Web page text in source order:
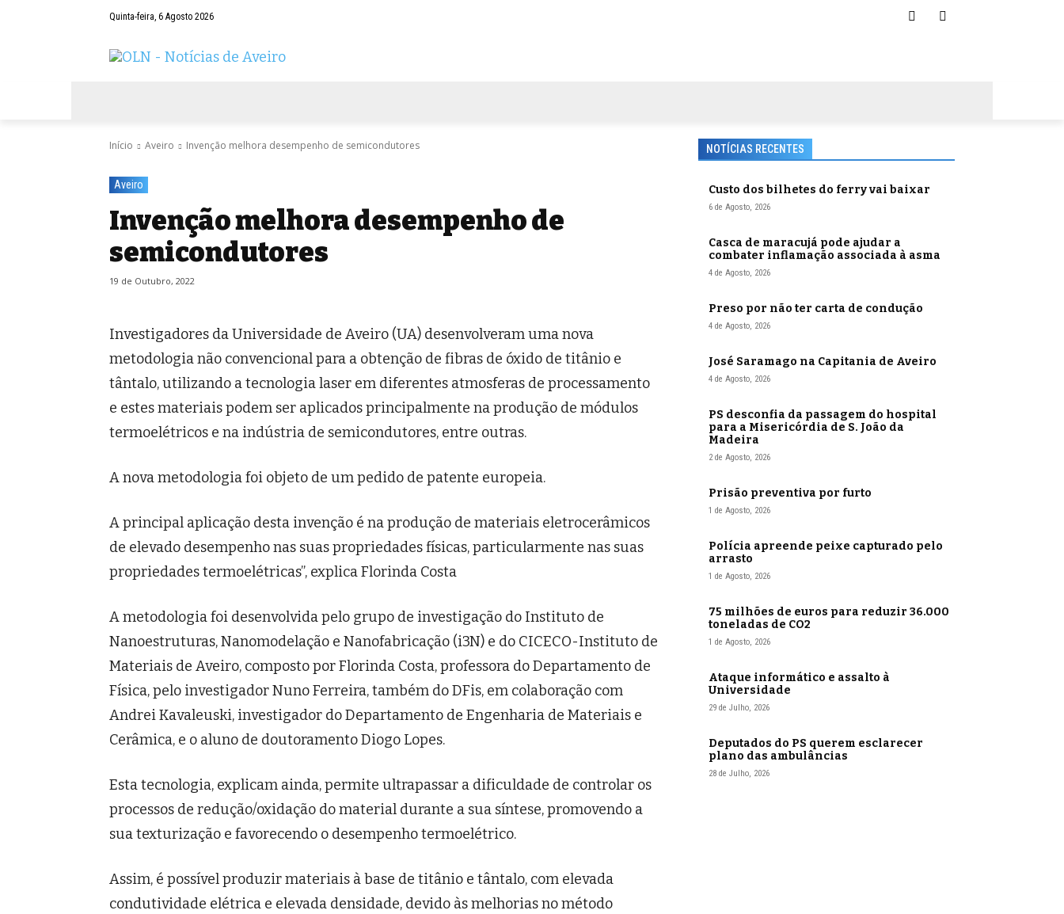
Quinta-feira, 6 Agosto 2026
Início Aveiro Invenção melhora desempenho de semicondutores
Aveiro
Invenção melhora desempenho de
semicondutores
19 de Outubro, 2022
Investigadores da Universidade de Aveiro (UA) desenvolveram uma nova
metodologia não convencional para a obtenção de fibras de óxido de titânio e
tântalo, utilizando a tecnologia laser em diferentes atmosferas de processamento
e estes materiais podem ser aplicados principalmente na produção de módulos
termoelétricos e na indústria de semicondutores, entre outras.
A nova metodologia foi objeto de um pedido de patente europeia.
A principal aplicação desta invenção é na produção de materiais eletrocerâmicos
de elevado desempenho nas suas propriedades físicas, particularmente nas suas
propriedades termoelétricas”, explica Florinda Costa
A metodologia foi desenvolvida pelo grupo de investigação do Instituto de
Nanoestruturas, Nanomodelação e Nanofabricação (i3N) e do CICECO-Instituto de
Materiais de Aveiro, composto por Florinda Costa, professora do Departamento de
Física, pelo investigador Nuno Ferreira, também do DFis, em colaboração com
Andrei Kavaleuski, investigador do Departamento de Engenharia de Materiais e
Cerâmica, e o aluno de doutoramento Diogo Lopes.
Esta tecnologia, explicam ainda, permite ultrapassar a dificuldade de controlar os
processos de redução/oxidação do material durante a sua síntese, promovendo a
sua texturização e favorecendo o desempenho termoelétrico.
Assim, é possível produzir materiais à base de titânio e tântalo, com elevada
condutividade elétrica e elevada densidade, devido às melhorias no método
NOTÍCIAS RECENTES
Custo dos bilhetes do ferry vai baixar
6 de Agosto, 2026
Casca de maracujá pode ajudar a
combater inflamação associada à asma
4 de Agosto, 2026
Preso por não ter carta de condução
4 de Agosto, 2026
José Saramago na Capitania de Aveiro
4 de Agosto, 2026
PS desconfia da passagem do hospital
para a Misericórdia de S. João da
Madeira
2 de Agosto, 2026
Prisão preventiva por furto
1 de Agosto, 2026
Polícia apreende peixe capturado pelo
arrasto
1 de Agosto, 2026
75 milhões de euros para reduzir 36.000
toneladas de CO2
1 de Agosto, 2026
Ataque informático e assalto à
Universidade
29 de Julho, 2026
Deputados do PS querem esclarecer
plano das ambulâncias
28 de Julho, 2026